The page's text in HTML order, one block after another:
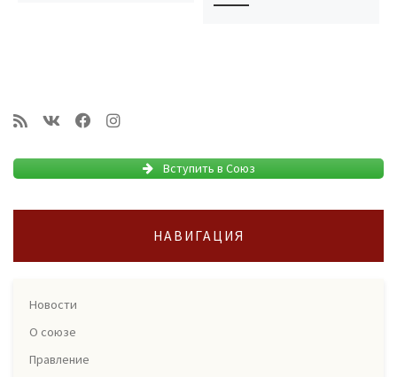
Вступить в Союз
НАВИГАЦИЯ
Новости
О союзе
Правление